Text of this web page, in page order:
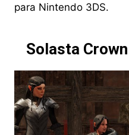
para Nintendo 3DS.
Solasta